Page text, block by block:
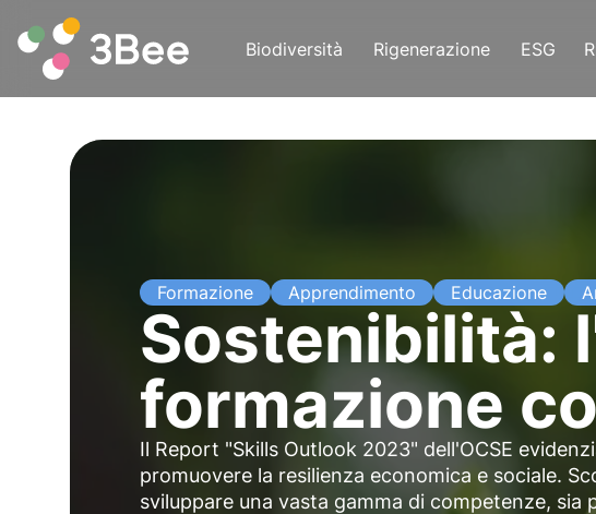
Biodiversità Rigenerazione ESG
Formazione Apprendimento Educazione
Sostenibilità:
formazione
Il Report "Skills Outlook 2023" dell'OCSE
promuovere la resilienza economica e sociale.
sviluppare una vasta gamma di competenze, sia